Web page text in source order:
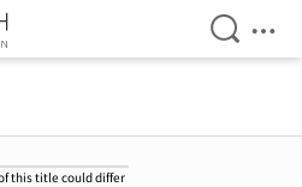
Open
this title could differ